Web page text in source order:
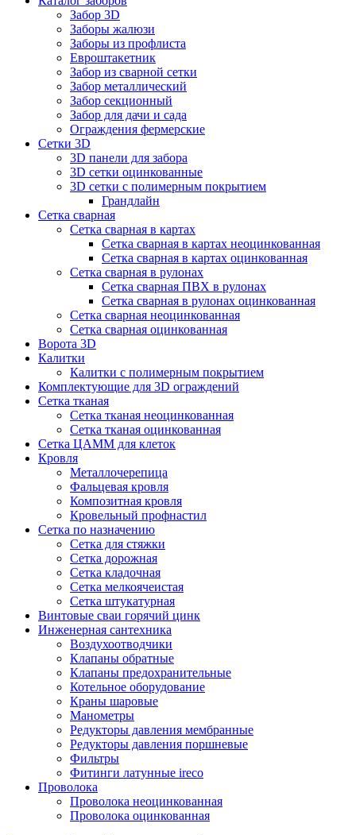
Забор 3D
Заборы жалюзи
Заборы из профлиста
Евроштакетник
Забор из сварной сетки
Забор металлический
Забор секционный
Забор для дачи и сада
Ограждения фермерские
Сетки 3D
3D панели для забора
3D сетки оцинкованные
3D сетки с полимерным покрытием
Грандлайн
Сетка сварная
Сетка сварная в картах
Сетка сварная в картах неоцинкованная
Сетка сварная в картах оцинкованная
Сетка сварная в рулонах
Cетка сварная ПВХ в рулонах
Сетка сварная в рулонах оцинкованная
Сетка сварная неоцинкованная
Сетка сварная оцинкованная
Ворота 3D
Калитки
Калитки с полимерным покрытием
Комплектующие для 3D ограждений
Сетка тканая
Сетка тканая неоцинкованная
Сетка тканая оцинкованная
Сетка ЦАММ для клеток
Кровля
Металлочерепица
Фальцевая кровля
Композитная кровля
Кровельный профнастил
Сетка по назначению
Сетка для стяжки
Сетка дорожная
Сетка кладочная
Сетка мелкоячеистая
Сетка штукатурная
Винтовые сваи горячий цинк
Инженерная сантехника
Воздухоотводчики
Клапаны обратные
Клапаны предохранительные
Котельное оборудование
Краны шаровые
Манометры
Редукторы давления мембранные
Редукторы давления поршневые
Фильтры
Фитинги латунные ireco
Проволока
Проволока неоцинкованная
Проволока оцинкованная